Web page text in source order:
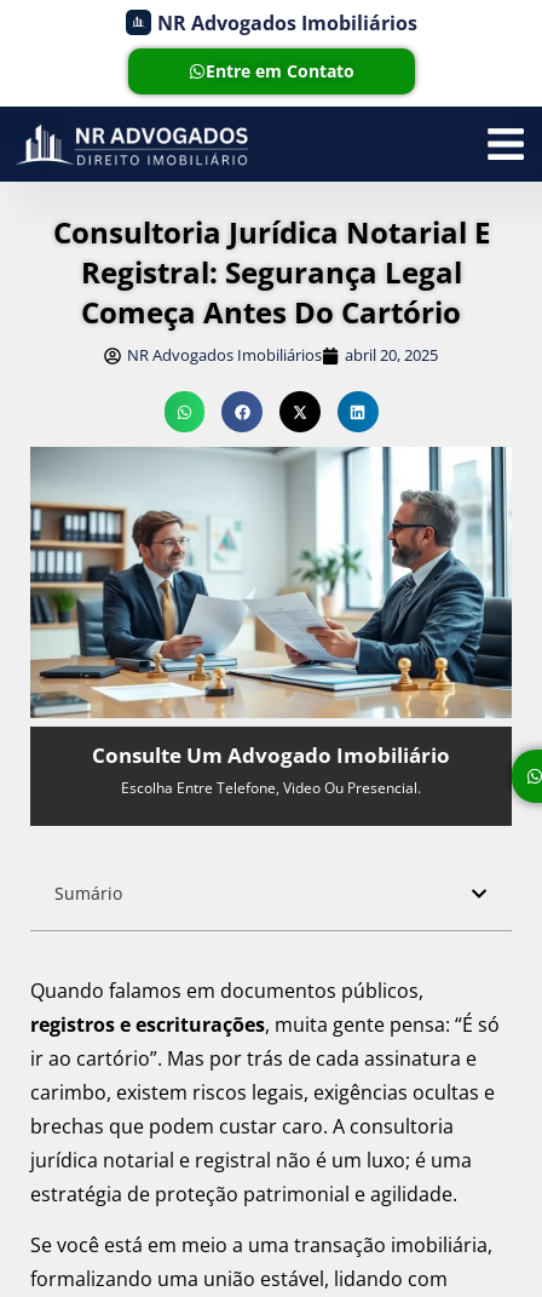
NR Advogados Imobiliários
Entre em Contato
Consultoria Jurídica Notarial E
Registral: Segurança Legal
Começa Antes Do Cartório
NR Advogados Imobiliários abril 20, 2025
Consulte Um Advogado Imobiliário
Escolha Entre Telefone, Video Ou Presencial.
Sumário
registros e escriturações, muita gente pensa: “É só
ir ao cartório”. Mas por trás de cada assinatura e
carimbo, existem riscos legais, exigências ocultas e
brechas que podem custar caro. A consultoria
jurídica notarial e registral não é um luxo; é uma
estratégia de proteção patrimonial e agilidade.
Se você está em meio a uma transação imobiliária,
formalizando uma união estável, lidando com